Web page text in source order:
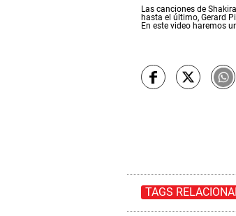
s
e
d
s
s
V
Las canciones de
hasta el último, Gerard
En este video haremos
TAGS